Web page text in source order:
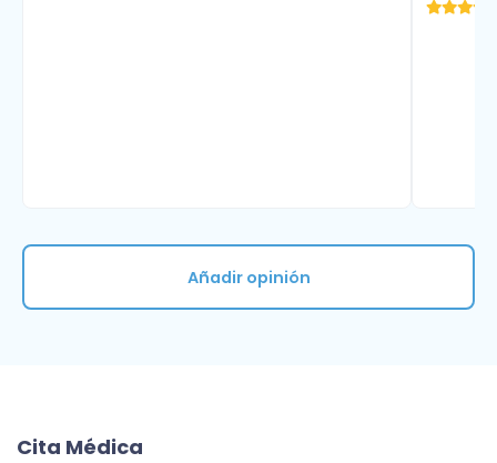
Añadir opinión
Cita Médica